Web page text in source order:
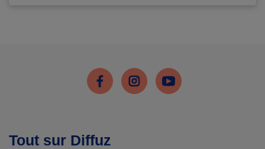
FacebookInstagramYoutube
Tout sur Diffuz